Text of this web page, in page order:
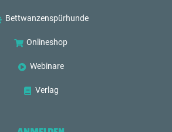
Bettwanzenspürhunde
Onlineshop
Webinare
Verlag